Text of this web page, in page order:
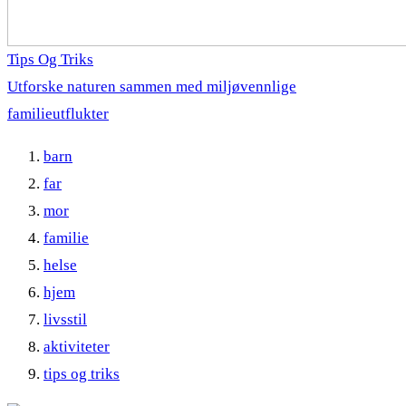
Tips Og Triks
Utforske naturen sammen med miljøvennlige
familieutflukter
barn
far
mor
familie
helse
hjem
livsstil
aktiviteter
tips og triks